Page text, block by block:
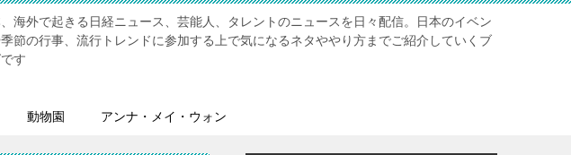
海外で起きる日経ニュース、芸能人、タレントのニュースを日々配信。日本のイベン
季節の行事、流行トレンドに参加する上で気になるネタややり方までご紹介していくブ
す
動物園 アンナ・メイ・ウォン